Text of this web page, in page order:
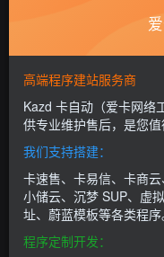
点赞
高端程序建站服务商
Kazd 卡自动（爱卡网络
供专业维护售后，是您值
我们支持搭建：
卡速售、卡易信、卡商云
小储云、沉梦 SUP、虚
址、蔚蓝模板等各类程序
程序定制开发：